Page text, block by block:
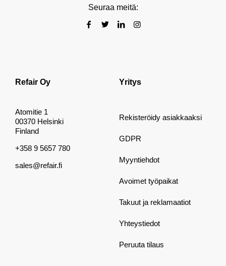
Seuraa meitä:
Refair Oy
Atomitie 1
00370 Helsinki
Finland
+358 9 5657 780
sales@refair.fi
Yritys
Rekisteröidy asiakkaaksi
GDPR
Myyntiehdot
Avoimet työpaikat
Takuut ja reklamaatiot
Yhteystiedot
Peruuta tilaus